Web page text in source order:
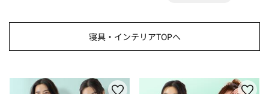
寝具・インテリアTOPへ